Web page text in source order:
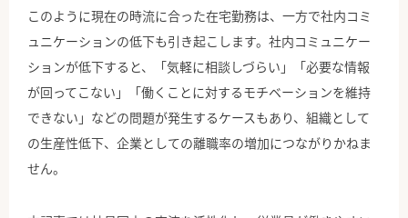
このように現在の時流に合った在宅勤務は、一方で社内コミ
ュニケーションの低下も引き起こします。社内コミュニケー
ションが低下すると、「気軽に相談しづらい」「必要な情報
が回ってこない」「働くことに対するモチベーションを維持
できない」などの問題が発生するケースもあり、組織として
の生産性低下、企業としての離職率の増加につながりかねま
せん。